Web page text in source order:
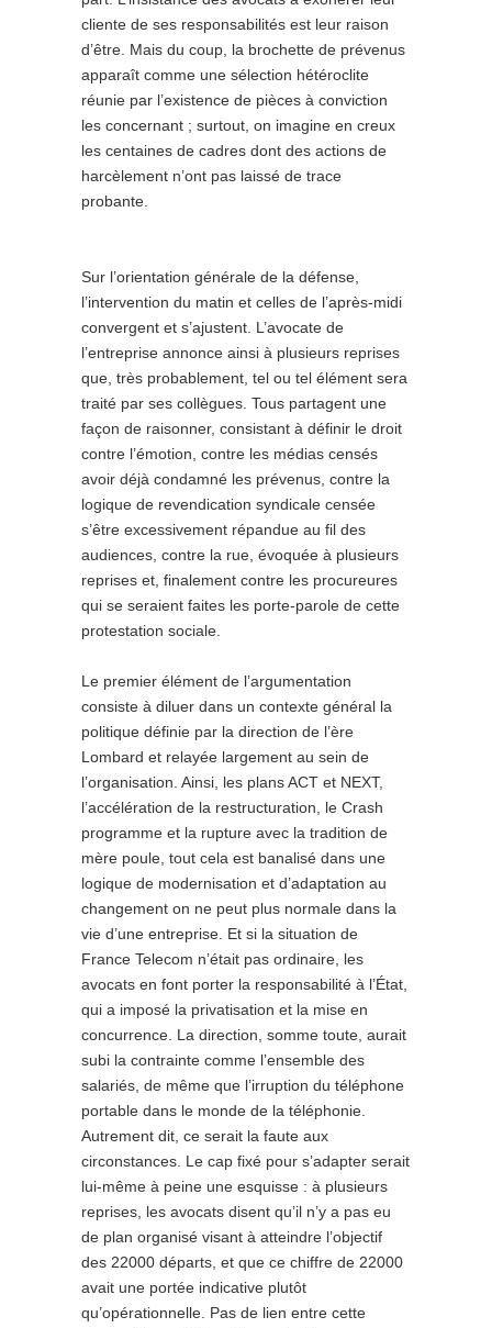
cliente de ses responsabilités est leur raison
d’être. Mais du coup, la brochette de prévenus
apparaît comme une sélection hétéroclite
réunie par l’existence de pièces à conviction
les concernant ; surtout, on imagine en creux
les centaines de cadres dont des actions de
harcèlement n’ont pas laissé de trace
probante.
Sur l’orientation générale de la défense,
l’intervention du matin et celles de l’après-midi
convergent et s’ajustent. L’avocate de
l’entreprise annonce ainsi à plusieurs reprises
que, très probablement, tel ou tel élément sera
traité par ses collègues. Tous partagent une
façon de raisonner, consistant à définir le droit
contre l’émotion, contre les médias censés
avoir déjà condamné les prévenus, contre la
logique de revendication syndicale censée
s’être excessivement répandue au fil des
audiences, contre la rue, évoquée à plusieurs
reprises et, finalement contre les procureures
qui se seraient faites les porte-parole de cette
protestation sociale.
Le premier élément de l’argumentation
consiste à diluer dans un contexte général la
politique définie par la direction de l’ère
Lombard et relayée largement au sein de
l’organisation. Ainsi, les plans ACT et NEXT,
l’accélération de la restructuration, le Crash
programme et la rupture avec la tradition de
mère poule, tout cela est banalisé dans une
logique de modernisation et d’adaptation au
changement on ne peut plus normale dans la
vie d’une entreprise. Et si la situation de
France Telecom n’était pas ordinaire, les
avocats en font porter la responsabilité à l’État,
qui a imposé la privatisation et la mise en
concurrence. La direction, somme toute, aurait
subi la contrainte comme l’ensemble des
salariés, de même que l’irruption du téléphone
portable dans le monde de la téléphonie.
Autrement dit, ce serait la faute aux
circonstances. Le cap fixé pour s’adapter serait
lui-même à peine une esquisse : à plusieurs
reprises, les avocats disent qu’il n’y a pas eu
de plan organisé visant à atteindre l’objectif
des 22000 départs, et que ce chiffre de 22000
avait une portée indicative plutôt
qu’opérationnelle. Pas de lien entre cette